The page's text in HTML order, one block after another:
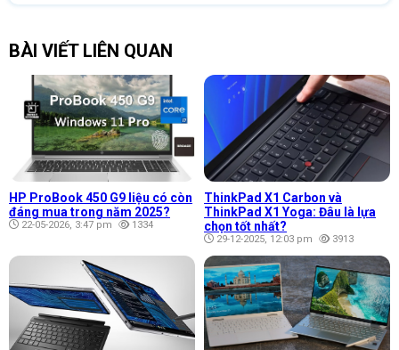
BÀI VIẾT LIÊN QUAN
HP ProBook 450 G9 liệu có còn
đáng mua trong năm 2025?
22-05-2026, 3:47 pm 1334
ThinkPad X1 Carbon và
ThinkPad X1 Yoga: Đâu là lựa
chọn tốt nhất?
29-12-2025, 12:03 pm 3913